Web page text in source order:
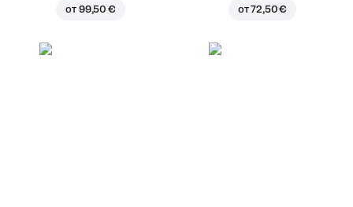
от 99,50 € от72,50 €